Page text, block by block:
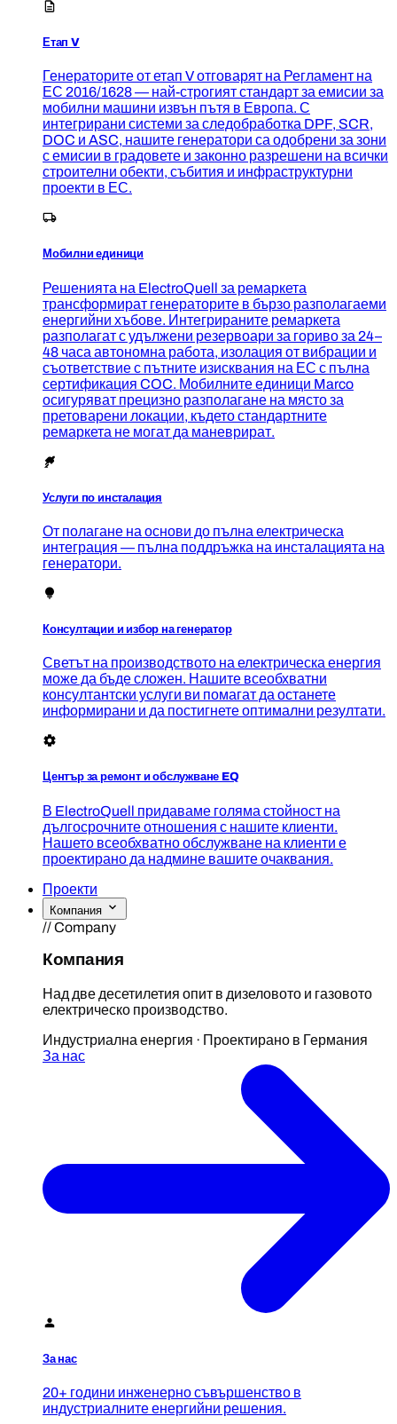
Етап V
Генераторите от етап V отговарят на Регламент на
ЕС 2016/1628 — най-строгият стандарт за емисии за
мобилни машини извън пътя в Европа. С
интегрирани системи за следобработка DPF, SCR,
DOC и ASC, нашите генератори са одобрени за зони
с емисии в градовете и законно разрешени на всички
строителни обекти, събития и инфраструктурни
проекти в ЕС.
Мобилни единици
Решенията на ElectroQuell за ремаркета
трансформират генераторите в бързо разполагаеми
енергийни хъбове. Интегрираните ремаркета
разполагат с удължени резервоари за гориво за 24–
48 часа автономна работа, изолация от вибрации и
съответствие с пътните изисквания на ЕС с пълна
сертификация COC. Мобилните единици Marco
осигуряват прецизно разполагане на място за
претоварени локации, където стандартните
ремаркета не могат да маневрират.
Услуги по инсталация
От полагане на основи до пълна електрическа
интеграция — пълна поддръжка на инсталацията на
генератори.
Консултации и избор на генератор
Светът на производството на електрическа енергия
може да бъде сложен. Нашите всеобхватни
консултантски услуги ви помагат да останете
информирани и да постигнете оптимални резултати.
Център за ремонт и обслужване EQ
В ElectroQuell придаваме голяма стойност на
дългосрочните отношения с нашите клиенти.
Нашето всеобхватно обслужване на клиенти е
проектирано да надмине вашите очаквания.
Проекти
Компания
// Company
Компания
Над две десетилетия опит в дизеловото и газовото
електрическо производство.
Индустриална енергия · Проектирано в Германия
За нас
За нас
20+ години инженерно съвършенство в
индустриалните енергийни решения.